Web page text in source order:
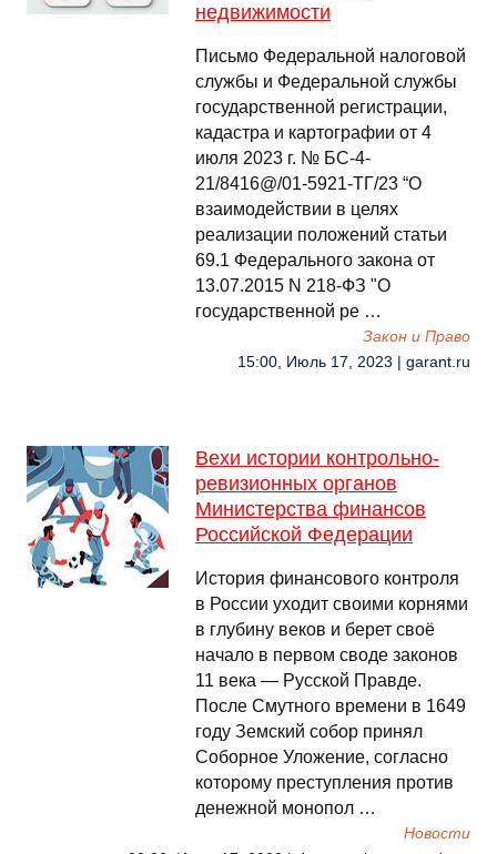
недвижимости
Письмо Федеральной налоговой
службы и Федеральной службы
государственной регистрации,
кадастра и картографии от 4
июля 2023 г. № БС-4-
21/8416@/01-5921-ТГ/23 “О
взаимодействии в целях
реализации положений статьи
69.1 Федерального закона от
13.07.2015 N 218-ФЗ "О
государственной ре …
Закон и Право
15:00, Июль 17, 2023 | garant.ru
Вехи истории контрольно-
ревизионных органов
Министерства финансов
Российской Федерации
История финансового контроля
в России уходит своими корнями
в глубину веков и берет своё
начало в первом своде законов
11 века — Русской Правде.
После Смутного времени в 1649
году Земский собор принял
Соборное Уложение, согласно
которому преступления против
денежной монопол …
Новости